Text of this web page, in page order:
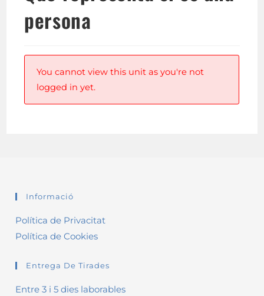
persona
You cannot view this unit as you're not
logged in yet.
Informació
Política de Privacitat
Política de Cookies
Entrega De Tirades
Entre 3 i 5 dies laborables